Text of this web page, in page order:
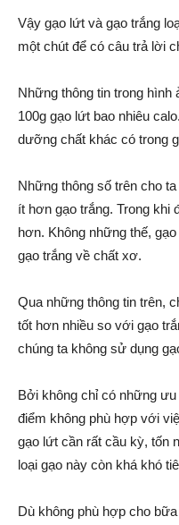
Vậy gạo lứt và gạo trắng
một chút để có câu trả lời
Những thông tin trong
100g gạo lứt bao nhiêu
dưỡng chất khác có trong
Những thông số trên cho
ít hơn gạo trắng. Trong khi
hơn. Không những thế,
gạo trắng về chất xơ.
Qua những thông tin trên,
tốt hơn nhiều so với gạo
chúng ta không sử dụng
Bởi không chỉ có những
điểm không phù hợp với
gạo lứt cần rất cầu kỳ, tốn
loại gạo này còn khá khó
Dù không phù hợp cho